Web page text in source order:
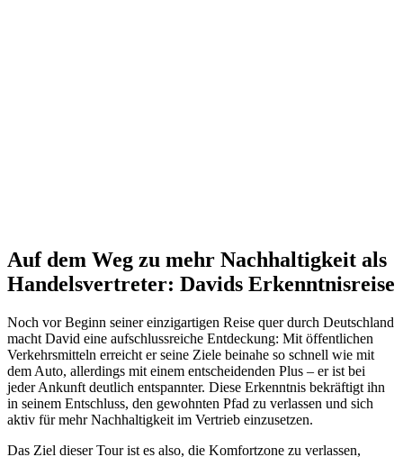
Auf dem Weg zu mehr Nachhaltigkeit als
Handelsvertreter: Davids Erkenntnisreise
Noch vor Beginn seiner einzigartigen Reise quer durch Deutschland
macht David eine aufschlussreiche Entdeckung: Mit öffentlichen
Verkehrsmitteln erreicht er seine Ziele beinahe so schnell wie mit
dem Auto, allerdings mit einem entscheidenden Plus – er ist bei
jeder Ankunft deutlich entspannter. Diese Erkenntnis bekräftigt ihn
in seinem Entschluss, den gewohnten Pfad zu verlassen und sich
aktiv für mehr Nachhaltigkeit im Vertrieb einzusetzen.
Das Ziel dieser Tour ist es also, die Komfortzone zu verlassen,